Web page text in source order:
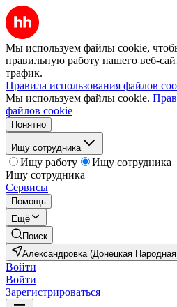
Мы используем файлы cookie,
правильную работу нашего веб-
трафик.
Правила использования файлов
Мы используем файлы cookie.
файлов cookie
Понятно
Ищу сотрудника
Ищу работу
Ищу сотрудника
Ищу сотрудника
Сервисы
Помощь
Ещё
Поиск
Александровка (Донецкая
Войти
Войти
Зарегистрироваться